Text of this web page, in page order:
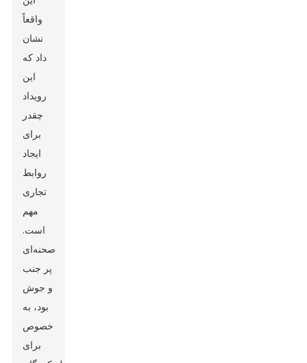
واقعاً
نشان
داد که
این
رویداد
چقدر
برای
ایجاد
روابط
تجاری
مهم
است.
صحنه‌ای
پر جنب
و جوش
بود، به
خصوص
برای